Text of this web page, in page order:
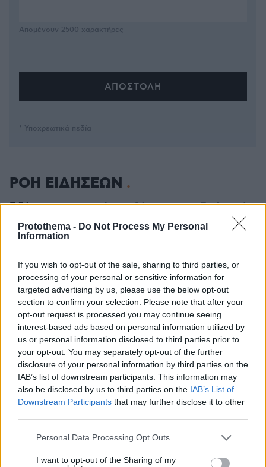
Protothema - Do Not Process My Personal
Information
If you wish to opt-out of the sale, sharing to third parties, or
processing of your personal or sensitive information for
targeted advertising by us, please use the below opt-out
section to confirm your selection. Please note that after your
opt-out request is processed you may continue seeing
interest-based ads based on personal information utilized by
us or personal information disclosed to third parties prior to
your opt-out. You may separately opt-out of the further
disclosure of your personal information by third parties on the
IAB’s list of downstream participants. This information may
also be disclosed by us to third parties on the IAB’s List of
Downstream Participants that may further disclose it to other
Please note that this website/app uses one or more Google
not limited to your visit or usage behaviour. You may click to
Personal Data Processing Opt Outs
I want to opt-out of the Sharing of my
Απομένουν 2500 χαρακτήρες
* Υποχρεωτικά πεδία
ΡΟΗ ΕΙΔΗΣΕΩΝ
Ειδήσεις Δημοφιλή Σχολιασμένα
πριν 4 λεπτά
Νέοι ρωσικοί βομβαρδισμοί στο Κίεβο: Τρεις νεκροί,
μεταξύ των οποίων ένα παιδί
πριν 5 λεπτά
ΑΘΑΝΑΣΙΟΣ ΠΑΙΔΗΣ
Ο κλιματικός πληθωρισμός διαλύει την οικονομία
πριν 11 λεπτά
ΔΗΜΟΣΘΕΝΗΣ ΑΝΑΓΝΩΣΤΟΠΟΥΛΟΣ
H Τεχνητή Νοημοσύνη και οι μάχες της Ευρώπης
πριν 13 λεπτά
πριν 17 λεπτά
Τα κεφτεδάκια της νηστείας: 20 συνταγές για τον πιο